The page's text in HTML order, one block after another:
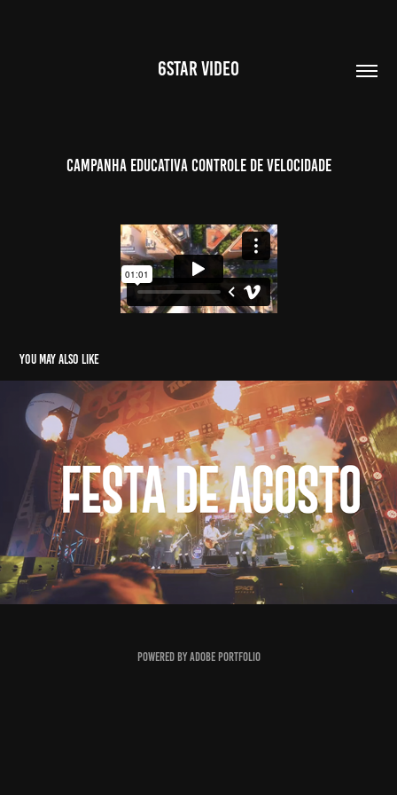
6STAR VIDEO
Campanha Educativa Controle de Velocidade
You may also like
Festa de Agosto
2026
Powered byAdobe Portfolio